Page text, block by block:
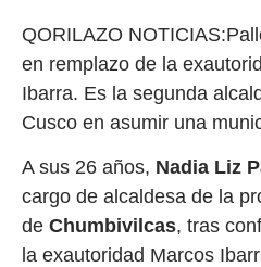
QORILAZO
en remplazo de la
Ibarra. Es la segunda
Cusco en asumir una
A sus 26 años, Nadia Liz
cargo de alcaldesa de la
de Chumbivilcas, tras
la exautoridad Marcos